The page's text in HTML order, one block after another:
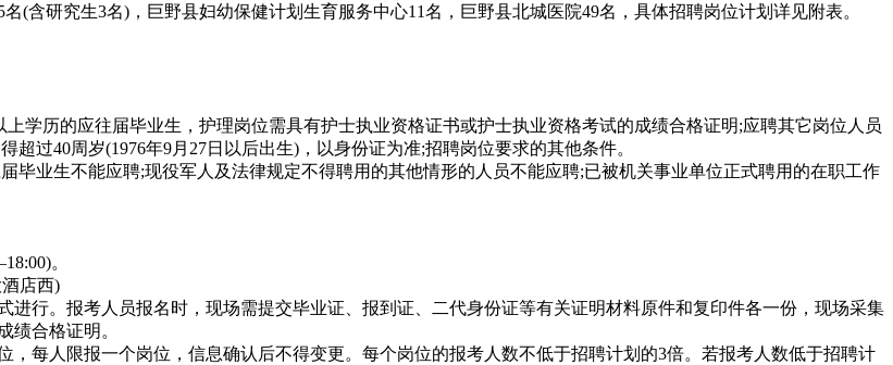
(含研究生3名)，巨野县妇幼保健计划生育服务中心11名，巨野县北城医院49名，具体招聘岗位计划详见附表。
学历的应往届毕业生，护理岗位需具有护士执业资格证书或护士执业资格考试的成绩合格证明;应聘其它岗位人员
过40周岁(1976年9月27日以后出生)，以身份证为准;招聘岗位要求的其他条件。
毕业生不能应聘;现役军人及法律规定不得聘用的其他情形的人员不能应聘;已被机关事业单位正式聘用的在职工作
。
店西)
行。报考人员报名时，现场需提交毕业证、报到证、二代身份证等有关证明材料原件和复印件各一份，现场采集
绩合格证明。
每人限报一个岗位，信息确认后不得变更。每个岗位的报考人数不低于招聘计划的3倍。若报考人数低于招聘计